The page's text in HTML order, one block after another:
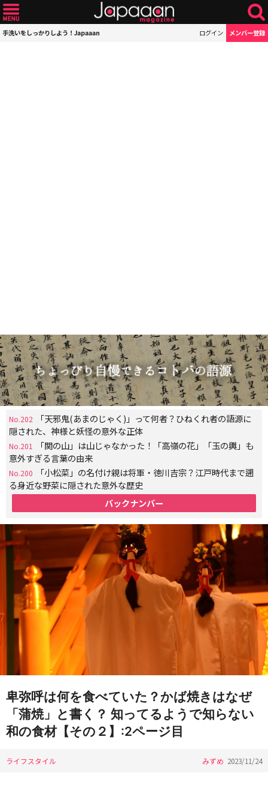
手洗いをしっかりしよう！Japaaan ログイン メンバー登録
No.202
「天邪鬼(あまのじゃく)」って何者？ひねくれ者の語源に
隠された、神様と妖怪の意外な正体
No.201
「関の山」は山じゃなかった！「高嶺の花」「玉の輿」も
意外すぎる言葉の由来
No.200
「小松菜」の名付け親は将軍・徳川吉宗？江戸時代まで遡
る身近な野菜に隠された意外な歴史
バックナンバー
卑弥呼は何を食べていた？かば焼きはなぜ
「蒲焼」と書く？ 知ってるようで知らない
和の食材【その２】:2ページ目
ライフスタイル みずめ 2023/11/24